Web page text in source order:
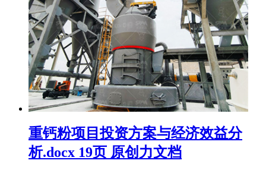
重钙粉项目投资方案与经济效益分
析.docx 19页 原创力文档